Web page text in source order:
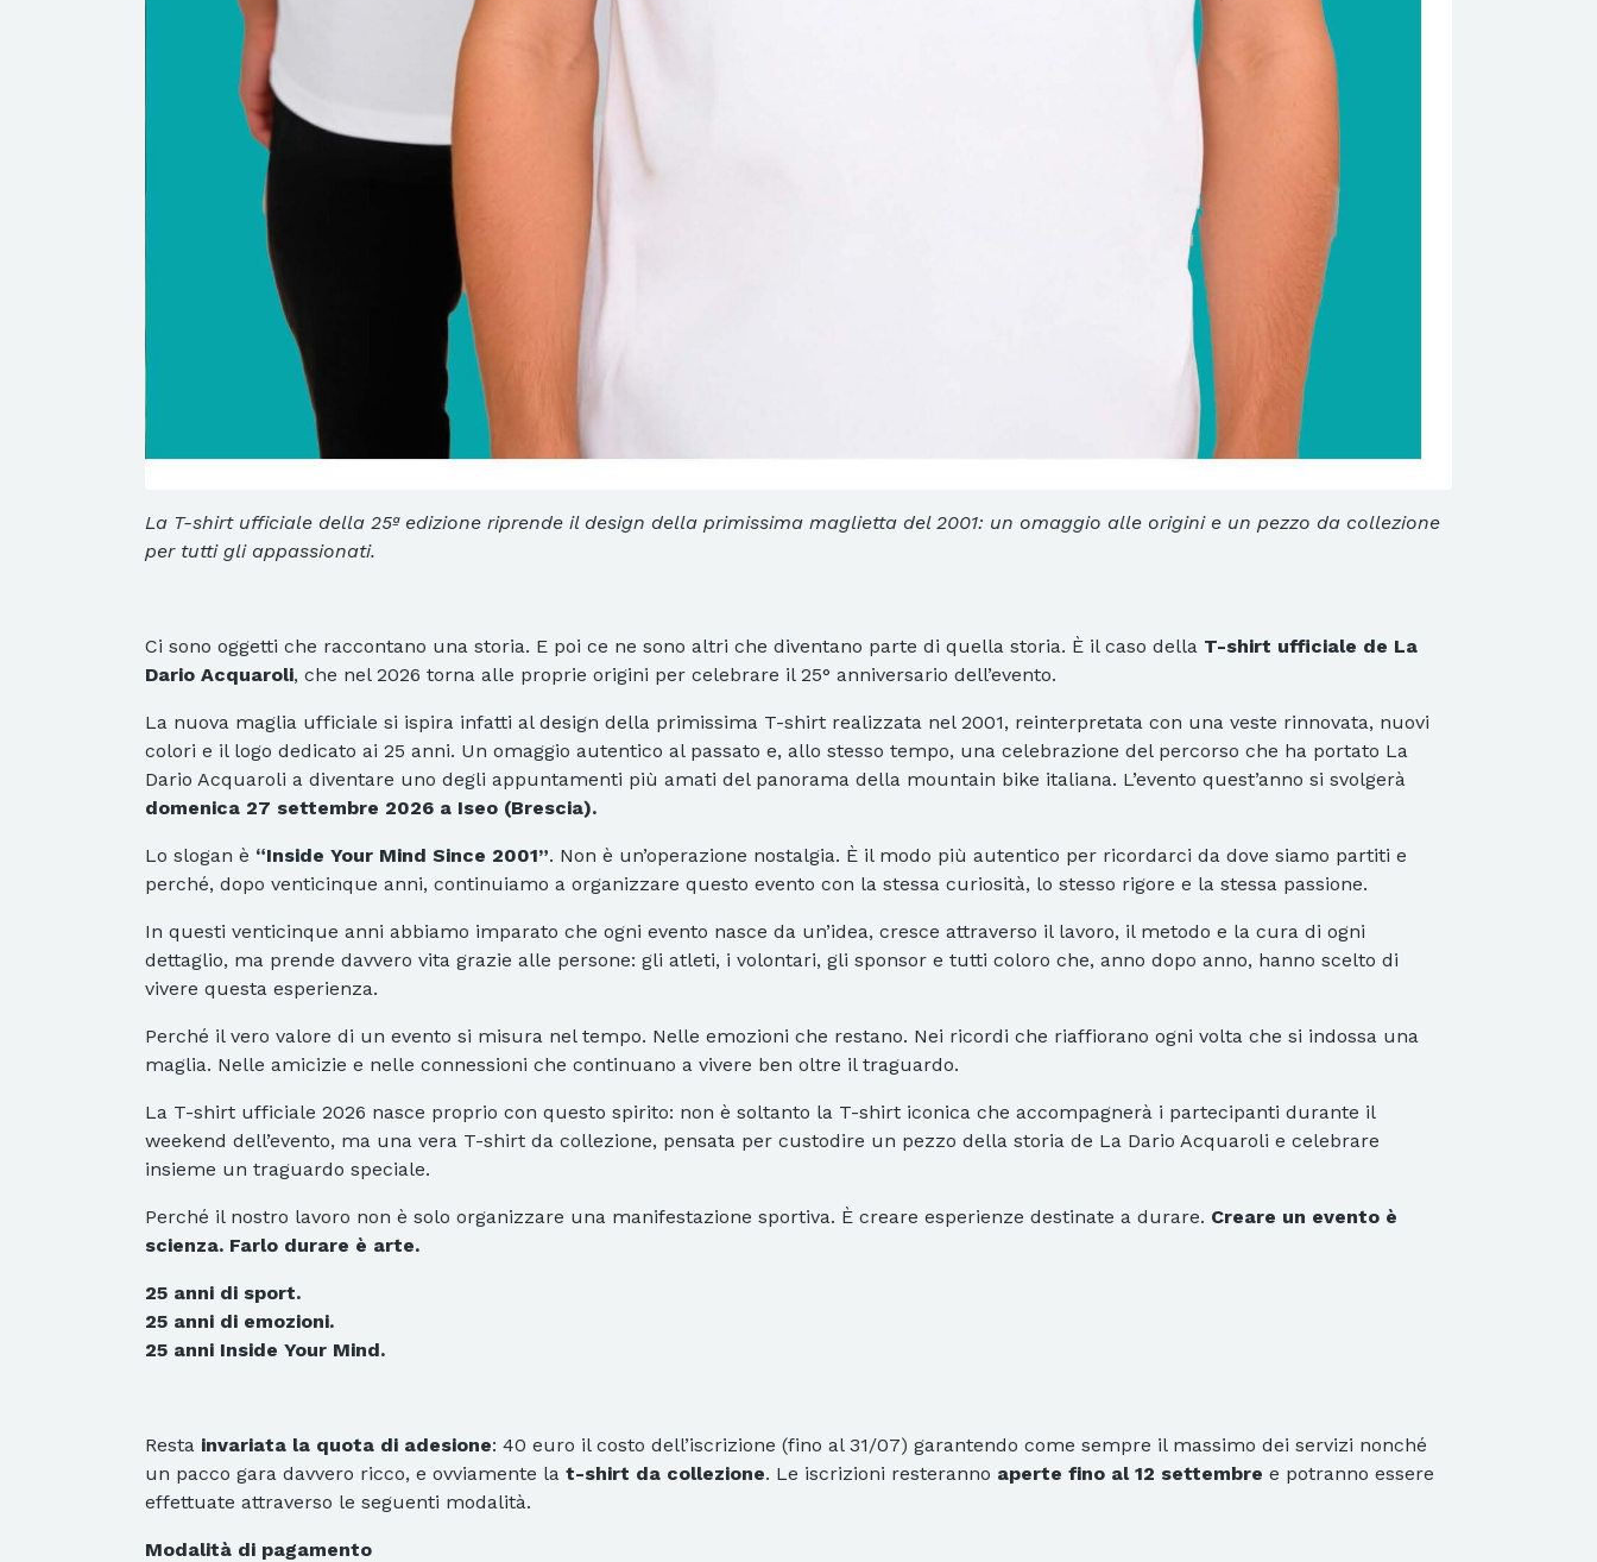
La T-shirt ufficiale della 25ª edizione riprende il design della primissima maglietta del 2001: un omaggio alle origini e un pezzo da collezione
per tutti gli appassionati.
Ci sono oggetti che raccontano una storia. E poi ce ne sono altri che diventano parte di quella storia. È il caso della T-shirt ufficiale de La
Dario Acquaroli, che nel 2026 torna alle proprie origini per celebrare il 25° anniversario dell’evento.
La nuova maglia ufficiale si ispira infatti al design della primissima T-shirt realizzata nel 2001, reinterpretata con una veste rinnovata, nuovi
colori e il logo dedicato ai 25 anni. Un omaggio autentico al passato e, allo stesso tempo, una celebrazione del percorso che ha portato La
Dario Acquaroli a diventare uno degli appuntamenti più amati del panorama della mountain bike italiana. L’evento quest’anno si svolgerà
domenica 27 settembre 2026 a Iseo (Brescia).
Lo slogan è “Inside Your Mind Since 2001”. Non è un’operazione nostalgia. È il modo più autentico per ricordarci da dove siamo partiti e
perché, dopo venticinque anni, continuiamo a organizzare questo evento con la stessa curiosità, lo stesso rigore e la stessa passione.
In questi venticinque anni abbiamo imparato che ogni evento nasce da un’idea, cresce attraverso il lavoro, il metodo e la cura di ogni
dettaglio, ma prende davvero vita grazie alle persone: gli atleti, i volontari, gli sponsor e tutti coloro che, anno dopo anno, hanno scelto di
vivere questa esperienza.
Perché il vero valore di un evento si misura nel tempo. Nelle emozioni che restano. Nei ricordi che riaffiorano ogni volta che si indossa una
maglia. Nelle amicizie e nelle connessioni che continuano a vivere ben oltre il traguardo.
La T-shirt ufficiale 2026 nasce proprio con questo spirito: non è soltanto la T-shirt iconica che accompagnerà i partecipanti durante il
weekend dell’evento, ma una vera T-shirt da collezione, pensata per custodire un pezzo della storia de La Dario Acquaroli e celebrare
insieme un traguardo speciale.
Perché il nostro lavoro non è solo organizzare una manifestazione sportiva. È creare esperienze destinate a durare. Creare un evento è
scienza. Farlo durare è arte.
25 anni di sport.
25 anni di emozioni.
25 anni Inside Your Mind.
Resta invariata la quota di adesione: 40 euro il costo dell’iscrizione (fino al 31/07) garantendo come sempre il massimo dei servizi nonché
un pacco gara davvero ricco, e ovviamente la t-shirt da collezione. Le iscrizioni resteranno aperte fino al 12 settembre e potranno essere
effettuate attraverso le seguenti modalità.
Modalità di pagamento